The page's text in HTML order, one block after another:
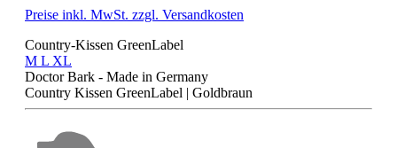
Preise inkl. MwSt. zzgl. Versandkosten
Country-Kissen GreenLabel
M L XL
Doctor Bark - Made in Germany
Country Kissen GreenLabel | Goldbraun